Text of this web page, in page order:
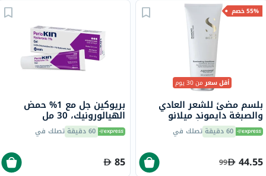
55% خصم
أقل سعرمن 30 يوم
بلسم مضئ للشعر العادي
والصبغة دايموند ميلانو
سيمي دي لينو ألفابارف
ميلانو، 200 مل60 دقيقة تصلك في
44.55
99
بريوكين جل مع 1% حمض
الهيالورونيك، 30 مل
60 دقيقة تصلك في
85